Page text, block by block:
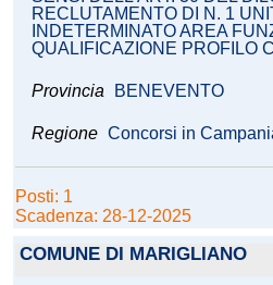
RECLUTAMENTO DI N. 1
INDETERMINATO AREA
QUALIFICAZIONE PROFILO
Provincia BENEVENTO
Regione Concorsi in
Posti: 1
Scadenza: 28-12-2025
COMUNE DI MARIGLIANO